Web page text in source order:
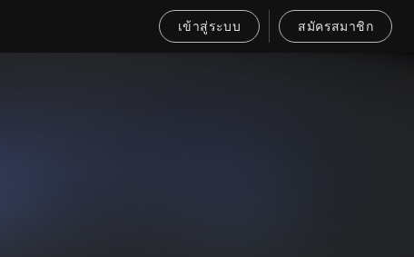
เข้าสู่ระบบ สมัครสมาชิก